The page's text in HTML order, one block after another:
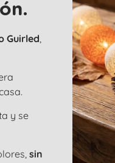
Guirled,
y se
sin